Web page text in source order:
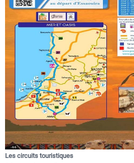
Les circuits touristiques